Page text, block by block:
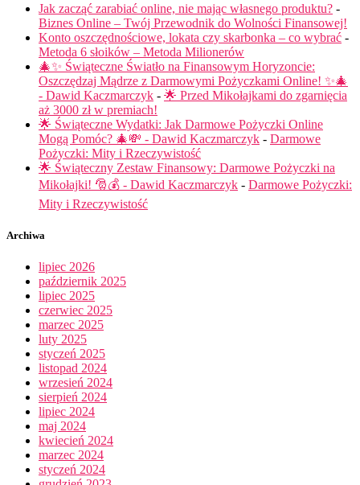
Jak zacząć zarabiać online, nie mając własnego produktu? -
Biznes Online – Twój Przewodnik do Wolności Finansowej!
Konto oszczędnościowe, lokata czy skarbonka – co wybrać -
Metoda 6 słoików – Metoda Milionerów
🎄✨ Świąteczne Światło na Finansowym Horyzoncie:
Oszczędzaj Mądrze z Darmowymi Pożyczkami Online! ✨🎄
- Dawid Kaczmarczyk - 🌟 Przed Mikołajkami do zgarnięcia
aż 3000 zł w premiach!
🌟 Świąteczne Wydatki: Jak Darmowe Pożyczki Online
Mogą Pomóc? 🎄💸 - Dawid Kaczmarczyk - Darmowe
Pożyczki: Mity i Rzeczywistość
🌟 Świąteczny Zestaw Finansowy: Darmowe Pożyczki na
Mikołajki! 🎅💰 - Dawid Kaczmarczyk - Darmowe Pożyczki:
Mity i Rzeczywistość
Archiwa
lipiec 2026
październik 2025
lipiec 2025
czerwiec 2025
marzec 2025
luty 2025
styczeń 2025
listopad 2024
wrzesień 2024
sierpień 2024
lipiec 2024
maj 2024
kwiecień 2024
marzec 2024
styczeń 2024